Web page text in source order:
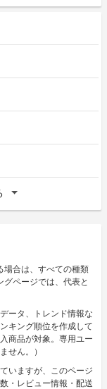
場合は、すべての種類
ページでは、代表と
ータ、トレンド情報な
キング順位を作成して
商品が対象。専用ユー
せん。）
いますが、このページ
・レビュー情報・配送